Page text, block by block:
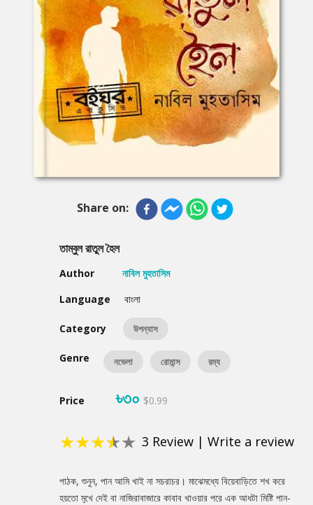
Share on:
তাম্বুল রাতুল হৈল
Author
নাবিল মুহতাসিম
Language
বাংলা
Category উপন্যাস
Genre নভেলা রোমান্স রম্য
Price ৳৩০ $0.99
★★★★★ 3 Review | Write a review
Product
Summery
পাঠক, শুনুন, পান আমি খাই না সচরাচর। মাঝেমধ্যে বিয়েবাড়িতে শখ করে
হয়তো মুখে দেই বা নাজিরাবাজারে কাবাব খাওয়ার পরে এক আধটা মিষ্টি পান-